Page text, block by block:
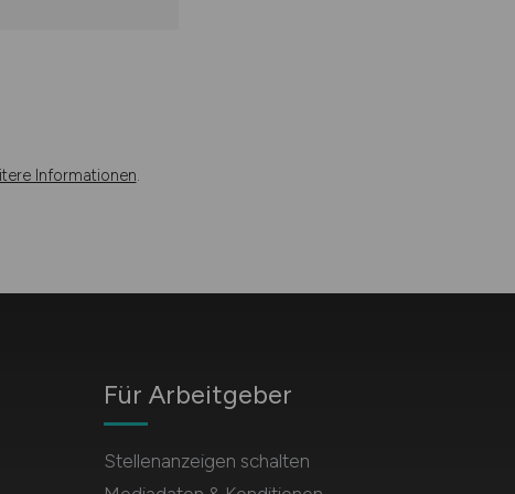
Informationen.
Für Arbeitgeber
Stellenanzeigen schalten